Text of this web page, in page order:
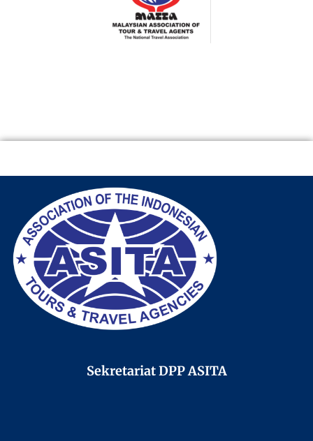
Sekretariat DPP ASITA